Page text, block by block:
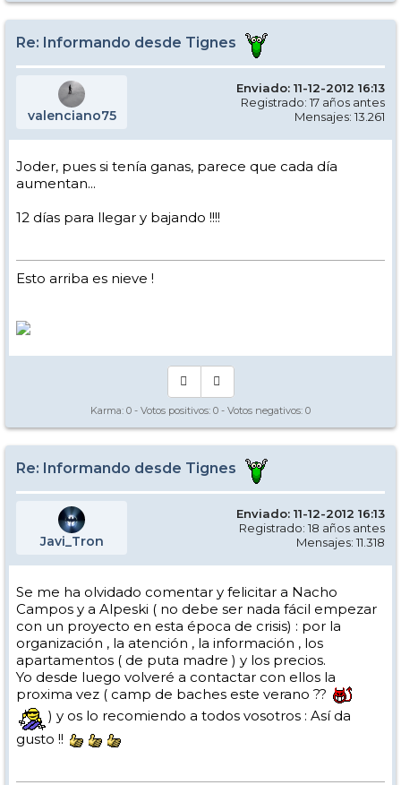
Re: Informando desde Tignes
valenciano75
Enviado: 11-12-2012 16:13
Registrado: 17 años antes
Mensajes: 13.261
Joder, pues si tenía ganas, parece que cada día
aumentan...
12 días para llegar y bajando !!!!
Esto arriba es nieve !
Karma: 0 - Votos positivos: 0 - Votos negativos: 0
Re: Informando desde Tignes
Javi_Tron
Enviado: 11-12-2012 16:13
Registrado: 18 años antes
Mensajes: 11.318
Se me ha olvidado comentar y felicitar a Nacho
Campos y a Alpeski ( no debe ser nada fácil empezar
con un proyecto en esta época de crisis) : por la
organización , la atención , la información , los
apartamentos ( de puta madre ) y los precios.
Yo desde luego volveré a contactar con ellos la
proxima vez ( camp de baches este verano ??
) y os lo recomiendo a todos vosotros : Así da
gusto !!